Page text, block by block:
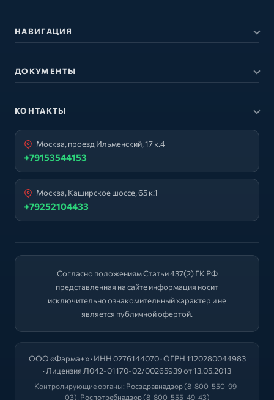
НАВИГАЦИЯ
ДОКУМЕНТЫ
КОНТАКТЫ
Москва, проезд Ильменский, 17 к.4
+79153544153
Москва, Каширское шоссе, 65 к.1
+79252104433
Согласно положениям Статьи 437(2) ГК РФ
представленная на сайте информация носит
исключительно ознакомительный характер и не
является публичной офертой.
ООО «Фарма+» · ИНН 0276144070 · ОГРН 1120280044983
· Лицензия Л042-01170-02/00265939 от 13.05.2013
Контролирующие органы: Росздравнадзор(8-800-550-99-
03), Роспотребнадзор(8-800-555-49-43)